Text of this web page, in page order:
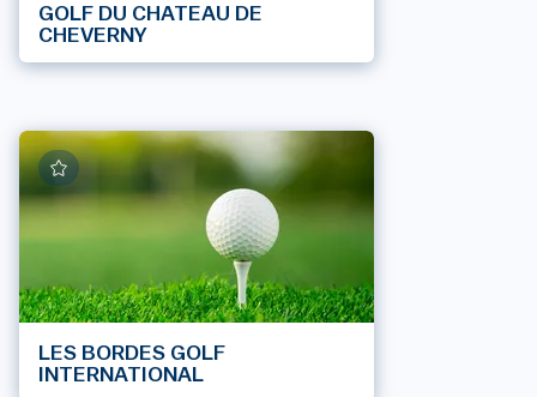
GOLF DU CHATEAU DE
CHEVERNY
LES BORDES GOLF
INTERNATIONAL